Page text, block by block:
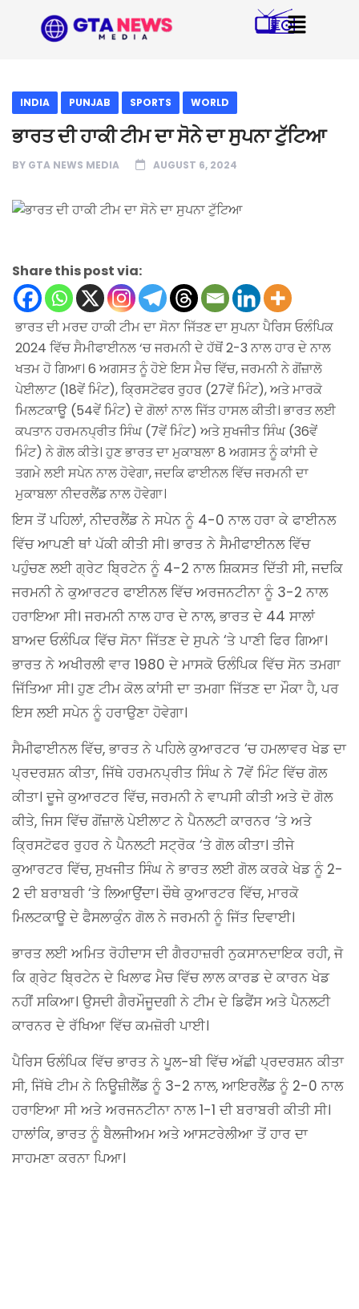
INDIA PUNJAB SPORTS WORLD
ਭਾਰਤ ਦੀ ਹਾਕੀ ਟੀਮ ਦਾ ਸੋਨੇ ਦਾ ਸੁਪਨਾ ਟੁੱਟਿਆ
BY GTA NEWS MEDIA AUGUST 6, 2024
Share this post via:
ਭਾਰਤ ਦੀ ਮਰਦ ਹਾਕੀ ਟੀਮ ਦਾ ਸੋਨਾ ਜਿੱਤਣ ਦਾ ਸੁਪਨਾ ਪੈਰਿਸ ਓਲੰਪਿਕ
2024 ਵਿੱਚ ਸੈਮੀਫਾਈਨਲ ‘ਚ ਜਰਮਨੀ ਦੇ ਹੱਥੋਂ 2-3 ਨਾਲ ਹਾਰ ਦੇ ਨਾਲ
ਖਤਮ ਹੋ ਗਿਆ। 6 ਅਗਸਤ ਨੂੰ ਹੋਏ ਇਸ ਮੈਚ ਵਿੱਚ, ਜਰਮਨੀ ਨੇ ਗੋਂਜ਼ਾਲੋ
ਪੇਈਲਾਟ (18ਵੇਂ ਮਿੰਟ), ਕ੍ਰਿਸਟੋਫਰ ਰੁਹਰ (27ਵੇਂ ਮਿੰਟ), ਅਤੇ ਮਾਰਕੋ
ਮਿਲਟਕਾਊ (54ਵੇਂ ਮਿੰਟ) ਦੇ ਗੋਲਾਂ ਨਾਲ ਜਿੱਤ ਹਾਸਲ ਕੀਤੀ। ਭਾਰਤ ਲਈ
ਕਪਤਾਨ ਹਰਮਨਪ੍ਰੀਤ ਸਿੰਘ (7ਵੇਂ ਮਿੰਟ) ਅਤੇ ਸੁਖਜੀਤ ਸਿੰਘ (36ਵੇਂ
ਮਿੰਟ) ਨੇ ਗੋਲ ਕੀਤੇ। ਹੁਣ ਭਾਰਤ ਦਾ ਮੁਕਾਬਲਾ 8 ਅਗਸਤ ਨੂੰ ਕਾਂਸੀ ਦੇ
ਤਗਮੇ ਲਈ ਸਪੇਨ ਨਾਲ ਹੋਵੇਗਾ, ਜਦਕਿ ਫਾਈਨਲ ਵਿੱਚ ਜਰਮਨੀ ਦਾ
ਮੁਕਾਬਲਾ ਨੀਦਰਲੈਂਡ ਨਾਲ ਹੋਵੇਗਾ।
ਇਸ ਤੋਂ ਪਹਿਲਾਂ, ਨੀਦਰਲੈਂਡ ਨੇ ਸਪੇਨ ਨੂੰ 4-0 ਨਾਲ ਹਰਾ ਕੇ ਫਾਈਨਲ
ਵਿੱਚ ਆਪਣੀ ਥਾਂ ਪੱਕੀ ਕੀਤੀ ਸੀ। ਭਾਰਤ ਨੇ ਸੈਮੀਫਾਈਨਲ ਵਿੱਚ
ਪਹੁੰਚਣ ਲਈ ਗ੍ਰੇਟ ਬ੍ਰਿਟੇਨ ਨੂੰ 4-2 ਨਾਲ ਸ਼ਿਕਸਤ ਦਿੱਤੀ ਸੀ, ਜਦਕਿ
ਜਰਮਨੀ ਨੇ ਕੁਆਰਟਰ ਫਾਈਨਲ ਵਿੱਚ ਅਰਜਨਟੀਨਾ ਨੂੰ 3-2 ਨਾਲ
ਹਰਾਇਆ ਸੀ। ਜਰਮਨੀ ਨਾਲ ਹਾਰ ਦੇ ਨਾਲ, ਭਾਰਤ ਦੇ 44 ਸਾਲਾਂ
ਬਾਅਦ ਓਲੰਪਿਕ ਵਿੱਚ ਸੋਨਾ ਜਿੱਤਣ ਦੇ ਸੁਪਨੇ ‘ਤੇ ਪਾਣੀ ਫਿਰ ਗਿਆ।
ਭਾਰਤ ਨੇ ਅਖੀਰਲੀ ਵਾਰ 1980 ਦੇ ਮਾਸਕੋ ਓਲੰਪਿਕ ਵਿੱਚ ਸੋਨ ਤਮਗਾ
ਜਿੱਤਿਆ ਸੀ। ਹੁਣ ਟੀਮ ਕੋਲ ਕਾਂਸੀ ਦਾ ਤਮਗਾ ਜਿੱਤਣ ਦਾ ਮੌਕਾ ਹੈ, ਪਰ
ਇਸ ਲਈ ਸਪੇਨ ਨੂੰ ਹਰਾਉਣਾ ਹੋਵੇਗਾ।
ਸੈਮੀਫਾਈਨਲ ਵਿੱਚ, ਭਾਰਤ ਨੇ ਪਹਿਲੇ ਕੁਆਰਟਰ ‘ਚ ਹਮਲਾਵਰ ਖੇਡ ਦਾ
ਪ੍ਰਦਰਸ਼ਨ ਕੀਤਾ, ਜਿੱਥੇ ਹਰਮਨਪ੍ਰੀਤ ਸਿੰਘ ਨੇ 7ਵੇਂ ਮਿੰਟ ਵਿੱਚ ਗੋਲ
ਕੀਤਾ। ਦੂਜੇ ਕੁਆਰਟਰ ਵਿੱਚ, ਜਰਮਨੀ ਨੇ ਵਾਪਸੀ ਕੀਤੀ ਅਤੇ ਦੋ ਗੋਲ
ਕੀਤੇ, ਜਿਸ ਵਿੱਚ ਗੋਂਜ਼ਾਲੋ ਪੇਈਲਾਟ ਨੇ ਪੈਨਲਟੀ ਕਾਰਨਰ ‘ਤੇ ਅਤੇ
ਕ੍ਰਿਸਟੋਫਰ ਰੁਹਰ ਨੇ ਪੈਨਲਟੀ ਸਟ੍ਰੋਕ ‘ਤੇ ਗੋਲ ਕੀਤਾ। ਤੀਜੇ
ਕੁਆਰਟਰ ਵਿੱਚ, ਸੁਖਜੀਤ ਸਿੰਘ ਨੇ ਭਾਰਤ ਲਈ ਗੋਲ ਕਰਕੇ ਖੇਡ ਨੂੰ 2-
2 ਦੀ ਬਰਾਬਰੀ ‘ਤੇ ਲਿਆਉਂਦਾ। ਚੌਥੇ ਕੁਆਰਟਰ ਵਿੱਚ, ਮਾਰਕੋ
ਮਿਲਟਕਾਊ ਦੇ ਫੈਸਲਾਕੁੰਨ ਗੋਲ ਨੇ ਜਰਮਨੀ ਨੂੰ ਜਿੱਤ ਦਿਵਾਈ।
ਭਾਰਤ ਲਈ ਅਮਿਤ ਰੋਹੀਦਾਸ ਦੀ ਗੈਰਹਾਜ਼ਰੀ ਨੁਕਸਾਨਦਾਇਕ ਰਹੀ, ਜੋ
ਕਿ ਗ੍ਰੇਟ ਬ੍ਰਿਟੇਨ ਦੇ ਖਿਲਾਫ ਮੈਚ ਵਿੱਚ ਲਾਲ ਕਾਰਡ ਦੇ ਕਾਰਨ ਖੇਡ
ਨਹੀਂ ਸਕਿਆ। ਉਸਦੀ ਗੈਰਮੌਜੂਦਗੀ ਨੇ ਟੀਮ ਦੇ ਡਿਫੈਂਸ ਅਤੇ ਪੈਨਲਟੀ
ਕਾਰਨਰ ਦੇ ਰੱਖਿਆ ਵਿੱਚ ਕਮਜ਼ੋਰੀ ਪਾਈ।
ਪੈਰਿਸ ਓਲੰਪਿਕ ਵਿੱਚ ਭਾਰਤ ਨੇ ਪੂਲ-ਬੀ ਵਿੱਚ ਅੱਛੀ ਪ੍ਰਦਰਸ਼ਨ ਕੀਤਾ
ਸੀ, ਜਿੱਥੇ ਟੀਮ ਨੇ ਨਿਊਜ਼ੀਲੈਂਡ ਨੂੰ 3-2 ਨਾਲ, ਆਇਰਲੈਂਡ ਨੂੰ 2-0 ਨਾਲ
ਹਰਾਇਆ ਸੀ ਅਤੇ ਅਰਜਨਟੀਨਾ ਨਾਲ 1-1 ਦੀ ਬਰਾਬਰੀ ਕੀਤੀ ਸੀ।
ਹਾਲਾਂਕਿ, ਭਾਰਤ ਨੂੰ ਬੈਲਜੀਅਮ ਅਤੇ ਆਸਟਰੇਲੀਆ ਤੋਂ ਹਾਰ ਦਾ
ਸਾਹਮਣਾ ਕਰਨਾ ਪਿਆ।